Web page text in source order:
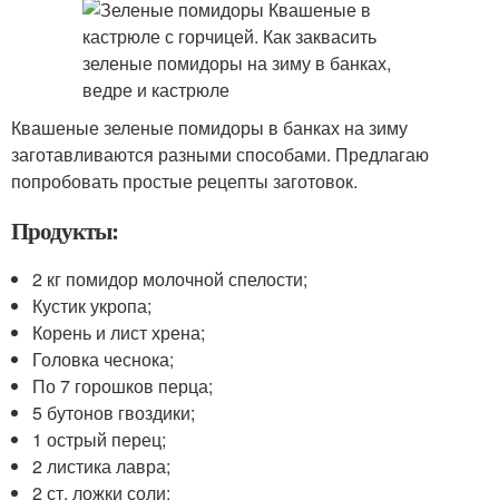
Квашеные зеленые помидоры в банках на зиму
заготавливаются разными способами. Предлагаю
попробовать простые рецепты заготовок.
Продукты:
2 кг помидор молочной спелости;
Кустик укропа;
Корень и лист хрена;
Головка чеснока;
По 7 горошков перца;
5 бутонов гвоздики;
1 острый перец;
2 листика лавра;
2 ст. ложки соли;